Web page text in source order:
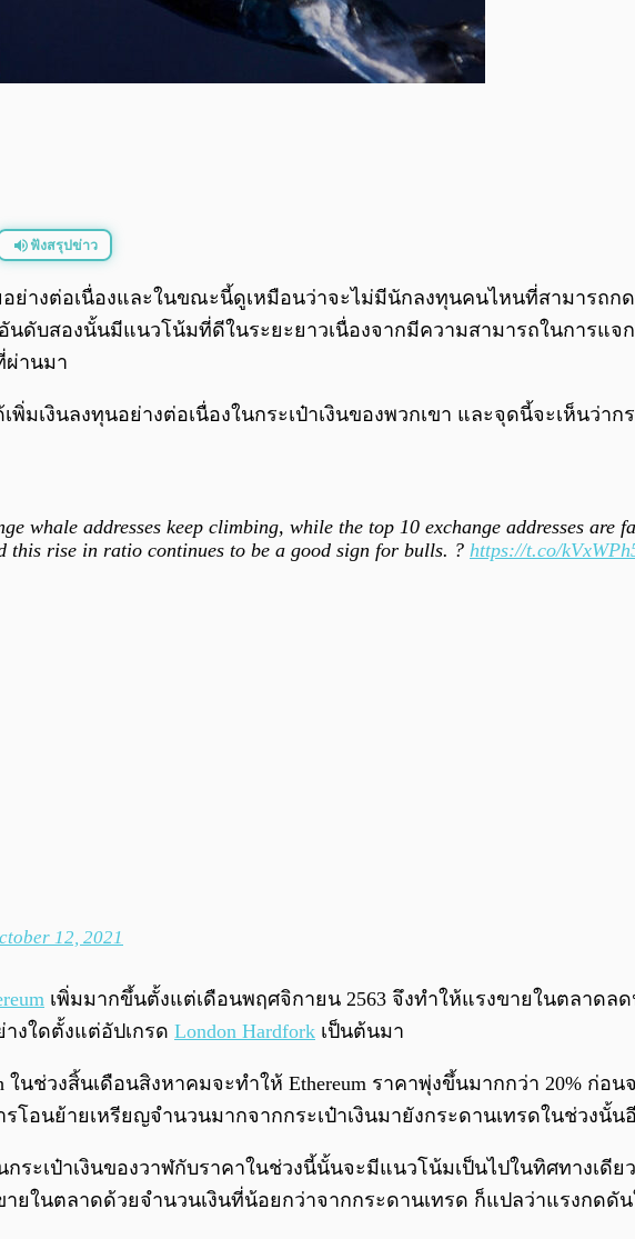
ฟังสรุปข่าว
ย่างต่อเนื่องและในขณะนี้ดูเหมือนว่าจะไม่มีนักลงทุนคนไหนที่สามารถก
ดับสองนั้นมีแนวโน้มที่ดีในระยะยาวเนื่องจากมีความสามารถในการแจ
ผ่านมา
เพิ่มเงินลงทุนอย่างต่อเนื่องในกระเป๋าเงินของพวกเขา และจุดนี้จะเห็นว่า
whale addresses keep climbing, while the top 10 exchange addresses
this rise in ratio continues to be a good sign for bulls. ? https://t.co/
12, 2021
เพิ่มมากขึ้นตั้งแต่เดือนพฤศจิกายน 2563 จึงทำให้แรงขายในตลาด
งใดตั้งแต่อัปเกรด London Hardfork เป็นต้นมา
นช่วงสิ้นเดือนสิงหาคมจะทำให้ Ethereum ราคาพุ่งขึ้นมากกว่า 20% ก่
โอนย้ายเหรียญจำนวนมากจากกระเป๋าเงินมายังกระดานเทรดในช่วงนั้น
ระเป๋าเงินของวาฬกับราคาในช่วงนี้นั้นจะมีแนวโน้มเป็นไปในทิศทางเดี
ยในตลาดด้วยจำนวนเงินที่น้อยกว่าจากกระดานเทรด ก็แปลว่าแรงกดดั